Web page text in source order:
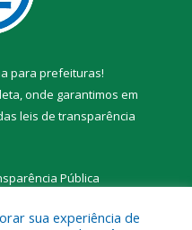
para prefeituras!
onde garantimos em
leis de transparência
Pública
sua experiência de